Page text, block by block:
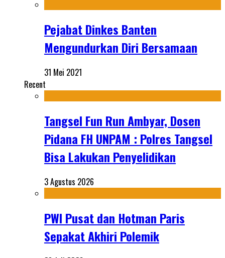
Pejabat Dinkes Banten
Mengundurkan Diri Bersamaan
31 Mei 2021
Recent
Tangsel Fun Run Ambyar, Dosen
Pidana FH UNPAM : Polres Tangsel
Bisa Lakukan Penyelidikan
3 Agustus 2026
PWI Pusat dan Hotman Paris
Sepakat Akhiri Polemik